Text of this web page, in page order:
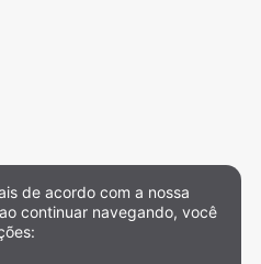
de acordo com a nossa
continuar navegando, você